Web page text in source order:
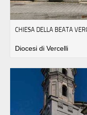
CHIESA DELLA BEATA
Diocesi di Vercelli